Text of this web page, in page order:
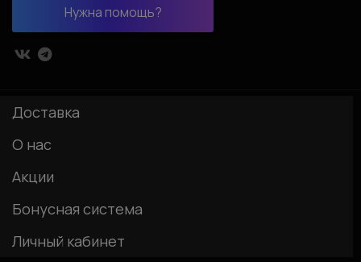
Нужна помощь?
Доставка
О нас
Акции
Бонусная система
Личный кабинет